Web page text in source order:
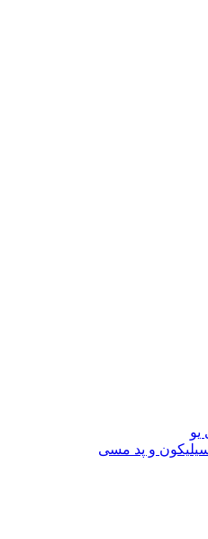
و پد مسی